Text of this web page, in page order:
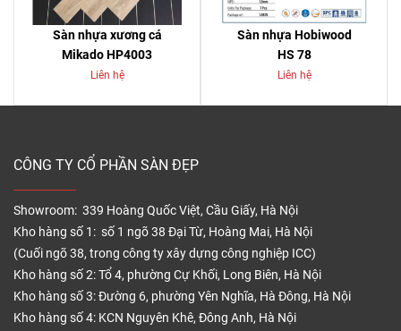
Sàn nhựa xương cá
Mikado HP4003
Liên hệ
Sàn nhựa Hobiwood
HS 78
Liên hệ
CÔNG TY CỔ PHẦN SÀN ĐẸP
Showroom: 339 Hoàng Quốc Việt, Cầu Giấy, Hà Nội
Kho hàng số 1: số 1 ngõ 38 Đại Từ, Hoàng Mai, Hà Nội
(Cuối ngõ 38, trong công ty xây dựng công nghiệp ICC)
Kho hàng số 2: Tổ 4, phường Cự Khối, Long Biên, Hà Nội
Kho hàng số 3: Đường 6, phường Yên Nghĩa, Hà Đông, Hà Nội
Kho hàng số 4: KCN Nguyên Khê, Đông Anh, Hà Nội